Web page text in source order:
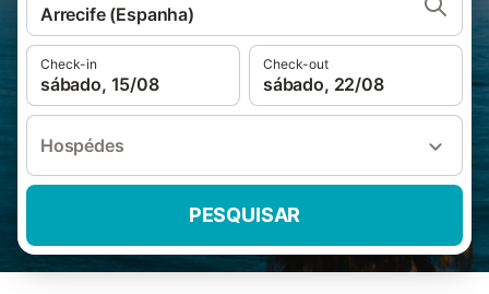
Arrecife (Espanha)
Check-in
sábado, 15/08
Check-out
sábado, 22/08
Hospédes
PESQUISAR